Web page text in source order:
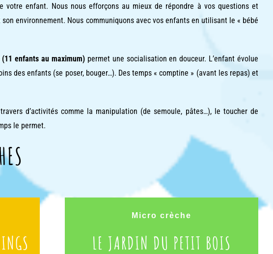
votre enfant. Nous nous efforçons au mieux de répondre à vos questions et
environnement. Nous communiquons avec vos enfants en utilisant le « bébé
(11 enfants au maximum)permet une socialisation en douceur. L’enfant évolue
des enfants (se poser, bouger…). Des temps « comptine » (avant les repas) et
d’activités comme la manipulation (de semoule, pâtes…), le toucher de
le permet.
Micro crèche
LE JARDIN DU PETIT BOIS